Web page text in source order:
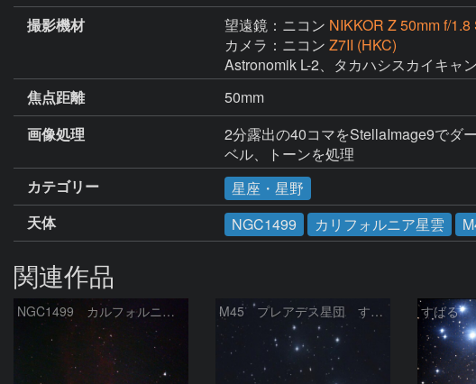
撮影機材
望遠鏡：ニコン NIKKOR Z 50mm f/1.8
カメラ：ニコン Z7II (HKC)
Astronomik L-2、タカハシスカイキャ
焦点距離
50mm
画像処理
2分露出の40コマをStellaImage9でダ
ベル、トーンを処理
カテゴリー
星座・星野
天体
NGC1499 カリフォルニア星雲
関連作品
NGC1499 カルフォルニア星雲 M45 プレアデス星団 すばる すばる